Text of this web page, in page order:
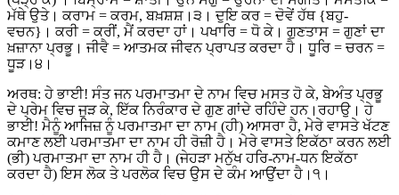
ਮੱਥੇ ਉਤੇ। ਕਰਾਮ = ਕਰਮ, ਬਖ਼ਸ਼ਸ਼।੩। ਦੁਇ ਕਰ = ਦੋਵੇਂ ਹੱਥ {ਬਹੁ-
ਵਚਨ}। ਕਰੀ = ਕਰੀਂ, ਮੈਂ ਕਰਦਾ ਹਾਂ। ਪਖਾਰਿ = ਧੋ ਕੇ। ਗੁਣਤਾਸ = ਗੁਣਾਂ ਦਾ
ਖ਼ਜ਼ਾਨਾ ਪ੍ਰਭੂ। ਜੀਵੈ = ਆਤਮਕ ਜੀਵਨ ਪ੍ਰਾਪਤ ਕਰਦਾ ਹੈ। ਧੂਰਿ = ਚਰਨ =
ਧੂੜ।੪।
ਅਰਥ: ਹੇ ਭਾਈ! ਸੰਤ ਜਨ ਪਰਮਾਤਮਾ ਦੇ ਨਾਮ ਵਿਚ ਮਸਤ ਹੋ ਕੇ, ਬੇਅੰਤ ਪ੍ਰਭੂ
ਦੇ ਪ੍ਰੇਮ ਵਿਚ ਜੁੜ ਕੇ, ਇੱਕ ਨਿਰੰਕਾਰ ਦੇ ਗੁਣ ਗਾਂਦੇ ਰਹਿੰਦੇ ਹਨ।ਰਹਾਉ। ਹੇ
ਭਾਈ! ਮੈਨੂੰ ਆਜਿਜ਼ ਨੂੰ ਪਰਮਾਤਮਾ ਦਾ ਨਾਮ (ਹੀ) ਆਸਰਾ ਹੈ, ਮੇਰੇ ਵਾਸਤੇ ਖੱਟਣ
ਕਮਾਣ ਲਈ ਪਰਮਾਤਮਾ ਦਾ ਨਾਮ ਹੀ ਰੋਜ਼ੀ ਹੈ। ਮੇਰੇ ਵਾਸਤੇ ਇਕੱਠਾ ਕਰਨ ਲਈ
(ਭੀ) ਪਰਮਾਤਮਾ ਦਾ ਨਾਮ ਹੀ ਹੈ। (ਜੇਹੜਾ ਮਨੁੱਖ ਹਰਿ-ਨਾਮ-ਧਨ ਇਕੱਠਾ
ਕਰਦਾ ਹੈ) ਇਸ ਲੋਕ ਤੇ ਪਰਲੋਕ ਵਿਚ ਉਸ ਦੇ ਕੰਮ ਆਉਂਦਾ ਹੈ।੧।